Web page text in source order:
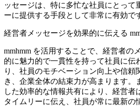
ッセージは、特に多忙な社員にとって
ーに提供する手段として非常に有効で
経営者メッセージを効果的に伝える
mmhmm を活用することで、経営者の
的に魅力的で一貫性を持って社員に伝
り、社員のモチベーション向上や信頼
き、企業全体の結束力が高まります。
した効率的な情報共有により、経営者
タイムリーに伝え、社員が常に最新の